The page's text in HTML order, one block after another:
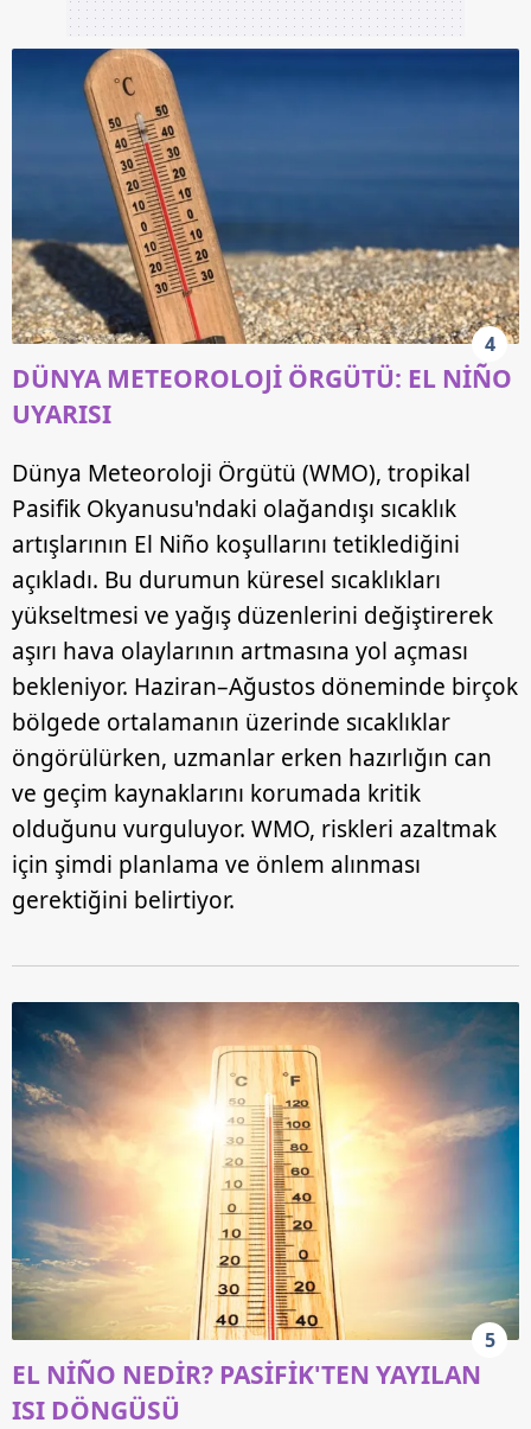
4
DÜNYA METEOROLOJİ ÖRGÜTÜ: EL NİÑO
UYARISI
Dünya Meteoroloji Örgütü (WMO), tropikal
Pasifik Okyanusu'ndaki olağandışı sıcaklık
artışlarının El Niño koşullarını tetiklediğini
açıkladı. Bu durumun küresel sıcaklıkları
yükseltmesi ve yağış düzenlerini değiştirerek
aşırı hava olaylarının artmasına yol açması
bekleniyor. Haziran–Ağustos döneminde birçok
bölgede ortalamanın üzerinde sıcaklıklar
öngörülürken, uzmanlar erken hazırlığın can
ve geçim kaynaklarını korumada kritik
olduğunu vurguluyor. WMO, riskleri azaltmak
için şimdi planlama ve önlem alınması
gerektiğini belirtiyor.
5
EL NİÑO NEDİR? PASİFİK'TEN YAYILAN
ISI DÖNGÜSÜ